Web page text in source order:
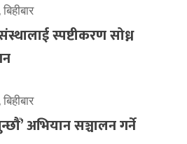
स्पष्टीकरण सोध्न
अभियान सञ्चालन गर्ने